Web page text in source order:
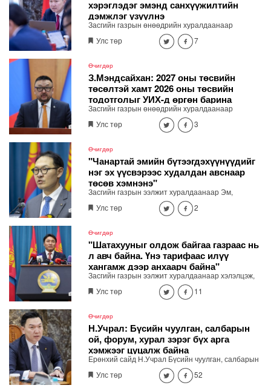
хэрэглэдэг эмэнд санхүүжилтийн
дэмжлэг үзүүлнэ
Засгийн газрын өнөөдрийн хуралдаанаар
Ерөнхий сайд Н.Учрал Эрүүл мэндийн даатгалын
хөнгөлөлттэй эмийн жагсаалтыг шинэчилж,
санхүүжилтийн дэмжлэг үзүүлэх шийдвэр
гаргалаа.
Улс төр 7
Өчигдөр
З.Мэндсайхан: 2027 оны төсвийн
төсөлтэй хамт 2026 оны төсвийн
тодотголыг УИХ-д өргөн барина
Засгийн газрын өнөөдрийн хуралдаанаар
хэмнэлт, хүнсний нийлүүлэлт, бүртгэлжүүлэх,
хяналт сайжруулалтын асуудлаар гаргасан
танилцууллаа. 2027 оны төсвийн төсөлтэй хамт
2026 оны төсвийн тодотголыг УИХ-д өргөн
барина
Улс төр 3
Өчигдөр
"Чанартай эмийн бүтээгдэхүүнүүдийг
нэг эх үүсвэрээс худалдан авснаар
төсөв хэмнэнэ"
Засгийн газрын ээлжит хуралдаанаар Эм,
эмнэлгийн хэрэглэгдэхүүн, биобэлдмэл, вакциныг
нэг эх үүсвэрээс худалдан авах журмыг баталжээ.
Улс төр 2
Өчигдөр
"Шатахууныг олдож байгаа газраас нь
л авч байна. Үнэ тарифаас илүү
хангамж дээр анхаарч байна"
Засгийн газрын ээлжит хуралдаанаар хэлэлцэж,
шийдвэрлэсэн асуудлыг танилцуулж байна.
Улс төр 11
Өчигдөр
Н.Учрал: Бүсийн чуулган, салбарын
ой, форум, хурал зэрэг бүх арга
хэмжээг цуцалж байна
Ерөнхий сайд Н.Учрал Бүсийн чуулган, салбарын
ой, форум, хурал гээд бүх арга хэмжээг цуцалж
байна. Засгийн газрын зөвшөөрөлгүй гадаад
Улс төр 52